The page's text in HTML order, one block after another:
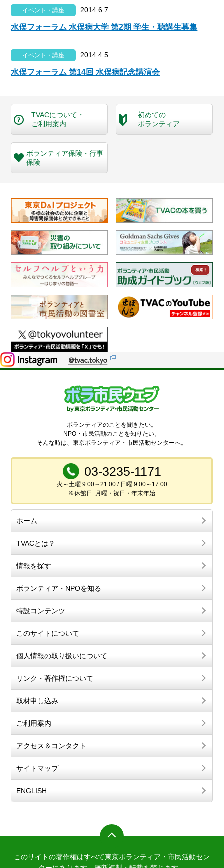
イベント・講座 2014.6.7
水俣フォーラム 水俣病大学 第2期 学生・聴講生募集
イベント・講座 2014.4.5
水俣フォーラム 第14回 水俣病記念講演会
TVACについて・
ご利用案内
初めての
ボランティア
ボランティア保険・行事
保険
ボランティアのことを聞きたい。
NPO・市民活動のことを知りたい。
そんな時は、東京ボランティア・市民活動センターへ。
03-3235-1171
火～土曜 9:00～21:00 / 日曜 9:00～17:00
※休館日: 月曜・祝日・年末年始
ホーム
TVACとは？
情報を探す
ボランティア・NPOを知る
特設コンテンツ
このサイトについて
個人情報の取り扱いについて
リンク・著作権について
取材申し込み
ご利用案内
アクセス＆コンタクト
サイトマップ
ENGLISH
このサイトの著作権はすべて東京ボランティア・市民活動セン